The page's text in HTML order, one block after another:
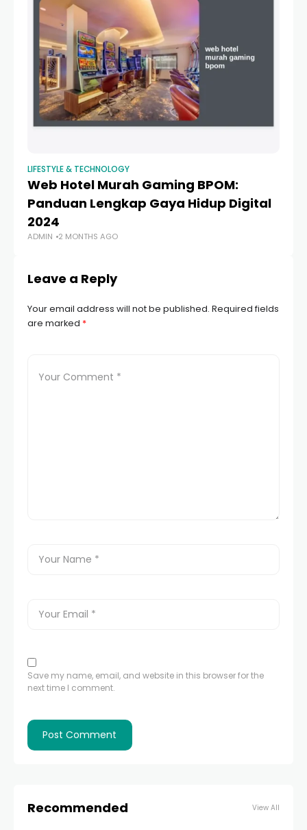
LIFESTYLE & TECHNOLOGY
Web Hotel Murah Gaming BPOM:
Panduan Lengkap Gaya Hidup Digital
2024
ADMIN 2 MONTHS AGO
Leave a Reply
Your email address will not be published. Required fields
are marked *
Save my name, email, and website in this browser for the
next time I comment.
Recommended View All